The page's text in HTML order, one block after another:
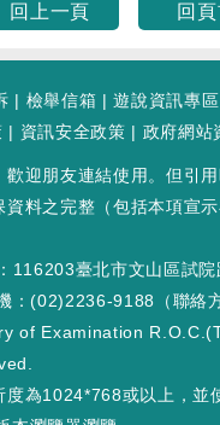
回上一頁
回
| 檢舉信箱 |遊說資訊專區
| 資訊安全政策 | 政府網站
歡迎朋友連結使用。但引
資料之完整（包括本項宣
116203臺北市文山區試院
：(02)2236-9188（聯絡
of Examination
度為1024*768或以上，並